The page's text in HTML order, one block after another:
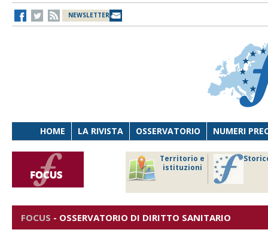
NEWSLETTER
HOME LA RIVISTA OSSERVATORIO NUMERI
Territorio e
istituzioni
FOCUS - OSSERVATORIO DI DIRITTO SANITARIO